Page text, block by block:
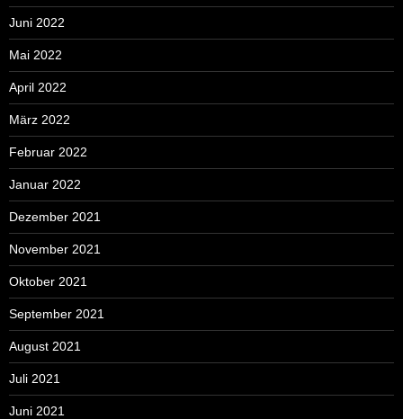
Juni 2022
Mai 2022
April 2022
März 2022
Februar 2022
Januar 2022
Dezember 2021
November 2021
Oktober 2021
September 2021
August 2021
Juli 2021
Juni 2021